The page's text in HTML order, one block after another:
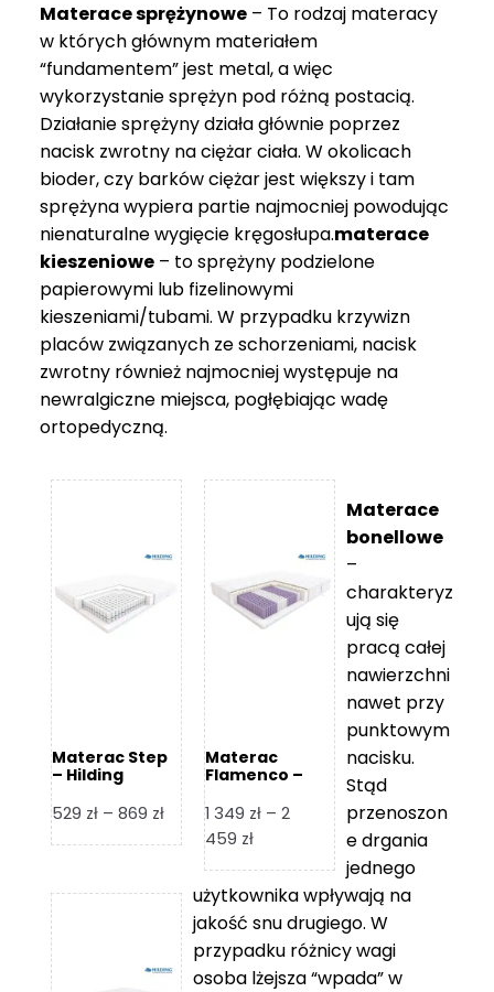
749 zł
Materace sprężynowe – To rodzaj materacy
w których głównym materiałem
“fundamentem” jest metal, a więc
wykorzystanie sprężyn pod różną postacią.
Działanie sprężyny działa głównie poprzez
nacisk zwrotny na ciężar ciała. W okolicach
bioder, czy barków ciężar jest większy i tam
sprężyna wypiera partie najmocniej powodując
nienaturalne wygięcie kręgosłupa.materace
kieszeniowe – to sprężyny podzielone
papierowymi lub fizelinowymi
kieszeniami/tubami. W przypadku krzywizn
placów związanych ze schorzeniami, nacisk
zwrotny również najmocniej występuje na
newralgiczne miejsca, pogłębiając wadę
ortopedyczną.
Materac Step
– Hilding
529 zł – 869 złZakres
cen:
529 zł
do
869 zł
Materac
Flamenco –
1 349 zł – 2
459 złZakres
od
1
349 zł
Materace
bonellowe
–
charakteryz
ują się
pracą całej
nawierzchni
nawet przy
punktowym
nacisku.
Stąd
przenoszon
e drgania
jednego
użytkownika wpływają na
jakość snu drugiego. W
przypadku różnicy wagi
osoba lżejsza “wpada” w